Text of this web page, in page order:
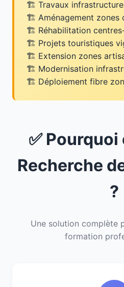
Travaux
Aménagement zones
Réhabilitation
Projets touristiques
Extension zones
Modernisation
Déploiement fibre
✅
Recherche
?
Une solution complète
formation